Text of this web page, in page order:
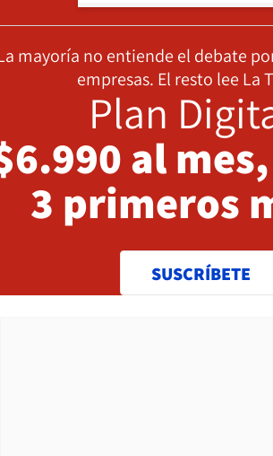
mayoría no entiende el debate
empresas. El resto lee La
Plan
al
3 primeros
SUSCRÍBETE